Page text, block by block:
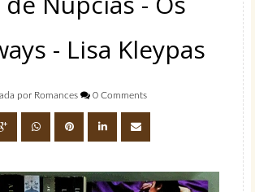
- Lisa Kleypas
por Romances 0 Comments